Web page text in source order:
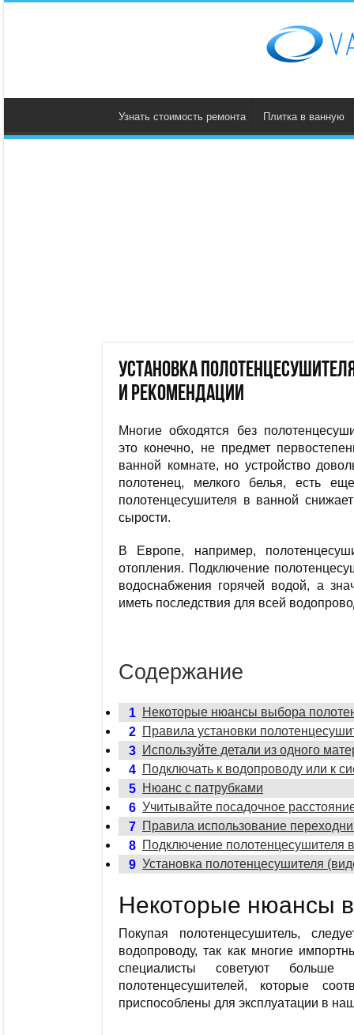
Узнать стоимость ремонта Плитка в ванную
Установка
и рекомендации
Многие обходятся без
это конечно, не предмет
ванной комнате, но устройство
полотенец, мелкого белья, есть
полотенцесушителя в ванной
сырости.
В Европе, например,
отопления. Подключение
водоснабжения горячей водой, а
иметь последствия для всей
Содержание
1
Некоторые нюансы выбора
2
Правила установки
3
Используйте детали из одного
4
Подключать к водопроводу или к
5
Нюанс с патрубками
6 Учитывайте посадочное
7
Правила использование
8
Подключение полотенцесушителя
9 Установка полотенцесушителя
Некоторые нюансы
Покупая полотенцесушитель,
водопроводу, так как многие
специалисты советуют больше
полотенцесушителей, которые
приспособлены для эксплуатации в